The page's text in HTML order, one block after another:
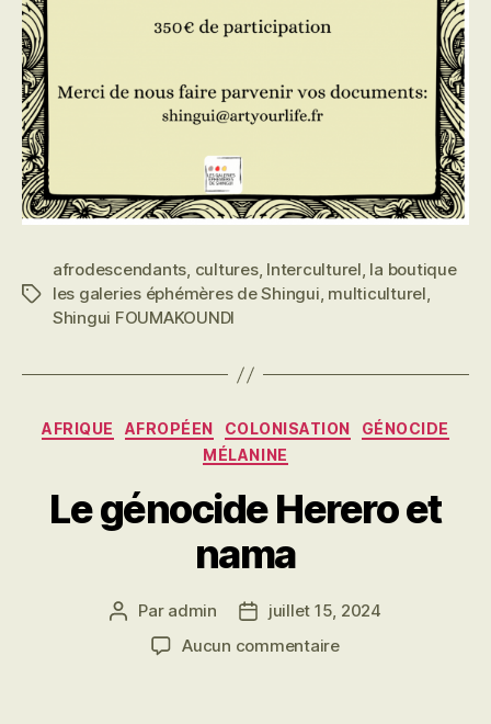
Étiquettes
afrodescendants, cultures, Interculturel, la boutique
les galeries éphémères de Shingui, multiculturel,
Shingui FOUMAKOUNDI
Catégories
AFRIQUE AFROPÉEN COLONISATION
GÉNOCIDE
MÉLANINE
Le génocide Herero et
nama
Auteur
l’article
Par admin
Datejuillet 15, 2024
Aucun commentairesur